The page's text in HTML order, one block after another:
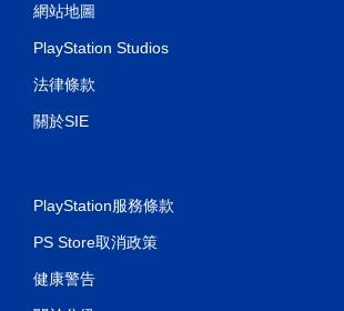
網站地圖
PlayStation Studios
法律條款
關於SIE
PlayStation服務條款
PS Store取消政策
健康警告